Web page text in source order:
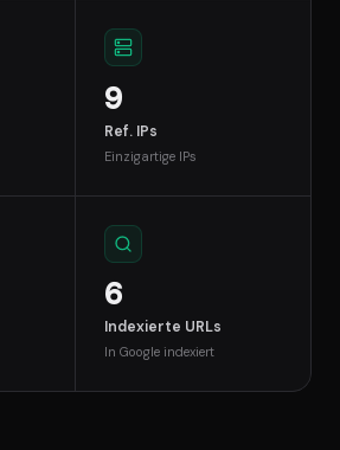
9
Ref. IPs
Einzigartige IPs
6
Indexierte URLs
In Google indexiert